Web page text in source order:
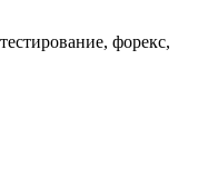
форекс,